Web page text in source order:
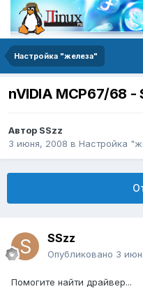
Настройка "железа"
nVIDIA MCP67/68 -
Автор SSzz
3 июня, 2008 в Настройка
SSzz
Опубликовано 3
Помогите найти драйвер...